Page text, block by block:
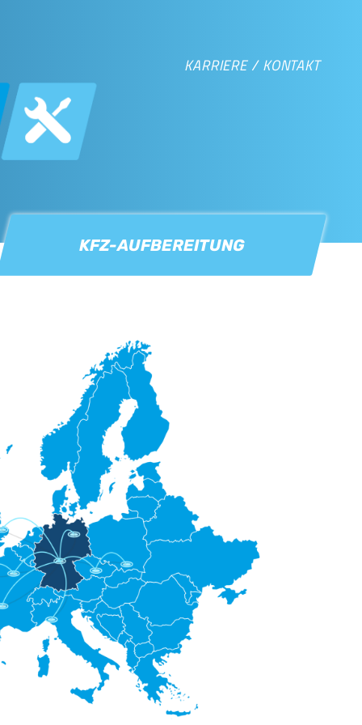
KARRIERE/KONTAKT
KFZ-AUFBEREITUNG